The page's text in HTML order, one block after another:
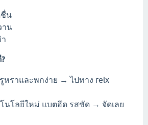
น
าน
ราและพกง่าย → ไปทาง relx
นโลยีใหม่ แบตอึด รสชัด → จัดเลย